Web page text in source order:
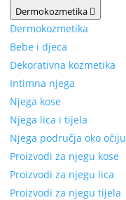
Dermokozmetika
Dermokozmetika
Bebe i djeca
Dekorativna kozmetika
Intimna njega
Njega kose
Njega lica i tijela
Njega područja oko očiju
Proizvodi za njegu kose
Proizvodi za njegu lica
Proizvodi za njegu tijela